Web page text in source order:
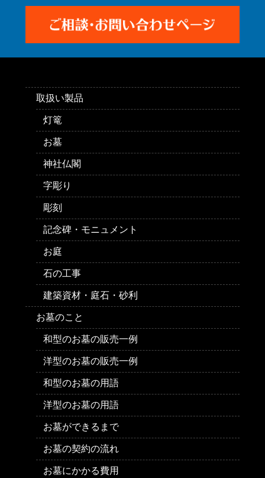
取扱い製品
灯篭
お墓
神社仏閣
字彫り
彫刻
記念碑・モニュメント
お庭
石の工事
建築資材・庭石・砂利
お墓のこと
和型のお墓の販売一例
洋型のお墓の販売一例
和型のお墓の用語
洋型のお墓の用語
お墓ができるまで
お墓の契約の流れ
お墓にかかる費用